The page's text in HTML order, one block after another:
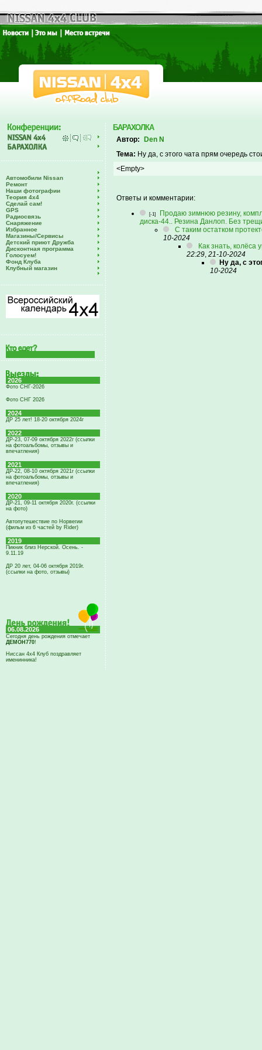
Автомобили Nissan
Ремонт
Наши фотографии
Теория 4х4
Сделай сам!
GPS
Радиосвязь
Снаряжение
Избранное
Магазины/Сервисы
Детский приют Дружба
Дисконтная программа
Голосуем!
Фонд Клуба
Клубный магазин
2026
Фото СНГ-2026
Фото СНГ 2026
2024
ДР 25 лет! 18-20 октября 2024г
2022
ДР-23, 07-09 октября 2022г (ссылки
на фотоальбомы, отзывы и
впечатления)
2021
ДР-22, 08-10 октября 2021г (ссылки
на фотоальбомы, отзывы и
впечатления)
2020
ДР-21, 09-11 октября 2020г. (ссылки
на фото)
Автопутешествие по Норвегии
(фильм из 6 частей by Rider)
2019
Пикник близ Нерской. Осень. -
9.11.19
ДР 20 лет, 04-06 октября 2019г.
(ссылки на фото, отзывы)
06.08.2026
Сегодня день рождения отмечает
ДЕМОН770!
Ниссан 4х4 Клуб поздравляет
именинника!
БАРАХОЛКА
Автор:
Den N
Тема: Ну да, с этого чата прям очередь
<Empty>
Ответы и комментарии:
[-1]
Продаю зимнюю резину,
диска-44.. Резина Данлоп. Без
С таким остатком
10-2024
Как знать,
22:29, 21-10-2024
Ну да, с
10-2024